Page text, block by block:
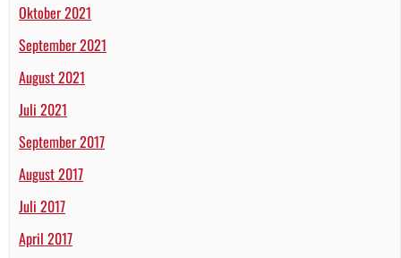
Oktober 2021
September 2021
August 2021
Juli 2021
September 2017
August 2017
Juli 2017
April 2017